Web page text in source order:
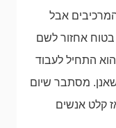
אבל
בטוח אחזור לשם
התחיל לעבוד
שאנן. מסתבר שיום
קלט אנשים